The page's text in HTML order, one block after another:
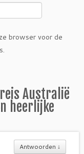
browser voor de
Australië
heerlijke
Antwoorden ↓